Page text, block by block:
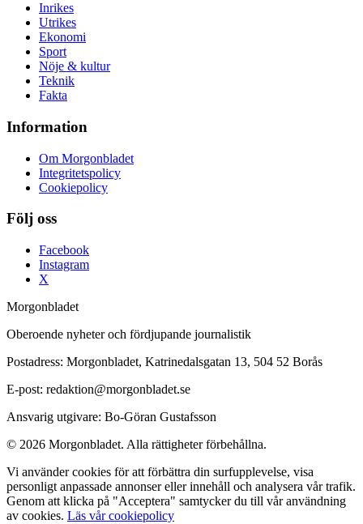
Inrikes
Utrikes
Ekonomi
Sport
Nöje & kultur
Teknik
Fakta
Information
Om Morgonbladet
Integritetspolicy
Cookiepolicy
Följ oss
Facebook
Instagram
X
Morgonbladet
Oberoende nyheter och fördjupande journalistik
Postadress: Morgonbladet, Katrinedalsgatan 13, 504 52 Borås
E-post: redaktion@morgonbladet.se
Ansvarig utgivare: Bo-Göran Gustafsson
© 2026 Morgonbladet. Alla rättigheter förbehållna.
Vi använder cookies för att förbättra din surfupplevelse, visa
personligt anpassade annonser eller innehåll och analysera vår trafik.
Genom att klicka på "Acceptera" samtycker du till vår användning
av cookies. Läs vår cookiepolicy